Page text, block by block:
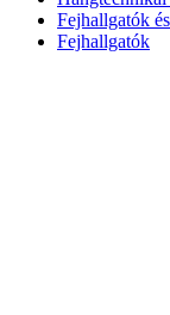
Fejhallgatók
Fejhallgatók